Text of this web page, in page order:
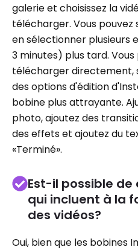
galerie et choisissez la
télécharger. Vous
en sélectionner plusieurs
3 minutes) plus tard. Vous
télécharger directement,
des options d'édition
bobine plus attrayante.
photo, ajoutez des
des effets et ajoutez du
«Terminé».
Est-il possible
qui incluent à la
des vidéos?
Oui, bien que les bobines